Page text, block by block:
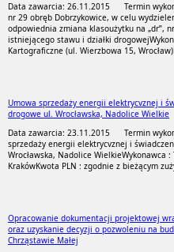
Data zawarcia: 26.11.2015 Termin
nr 29 obręb Dobrzykowice, w celu
odpowiednia zmiana klasoużytku na „dr”,
istniejącego stawu i działki drogowej
Kartograficzne (ul. Wierzbowa 15, Wrocław)
Umowa sprzedaży energii elektrycvznej i
drogowe ul. Wrocławska, Nadolice Wielkie
Data zawarcia: 23.11.2015 Termin
sprzedaży energii elektrycvznej i
Wrocławska, Nadolice WielkieWykonawca :
KrakówKwota PLN : zgodnie z bieżącym
Opracowanie dokumentacji projektowej
oraz uzyskanie decyzji o pozwoleniu na
Chrząstawie Małej